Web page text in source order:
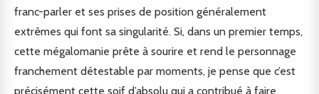
franc-parler et ses prises de position généralement
extrêmes qui font sa singularité. Si, dans un premier temps,
cette mégalomanie prête à sourire et rend le personnage
franchement détestable par moments, je pense que c’est
précisément cette soif d’absolu qui a contribué à faire